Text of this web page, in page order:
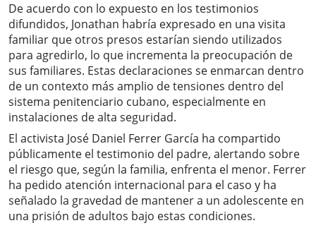
De acuerdo con lo expuesto en los testimonios
difundidos, Jonathan habría expresado en una visita
familiar que otros presos estarían siendo utilizados
para agredirlo, lo que incrementa la preocupación de
sus familiares. Estas declaraciones se enmarcan dentro
de un contexto más amplio de tensiones dentro del
sistema penitenciario cubano, especialmente en
instalaciones de alta seguridad.
El activista José Daniel Ferrer García ha compartido
públicamente el testimonio del padre, alertando sobre
el riesgo que, según la familia, enfrenta el menor. Ferrer
ha pedido atención internacional para el caso y ha
señalado la gravedad de mantener a un adolescente en
una prisión de adultos bajo estas condiciones.